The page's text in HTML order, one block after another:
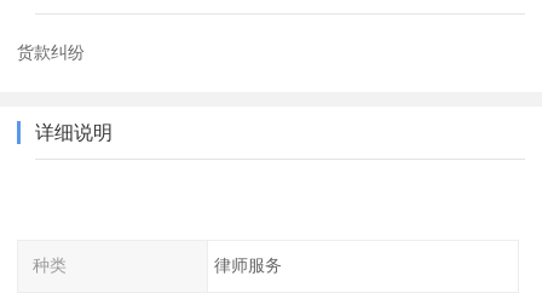
货款纠纷
详细说明
种类 律师服务